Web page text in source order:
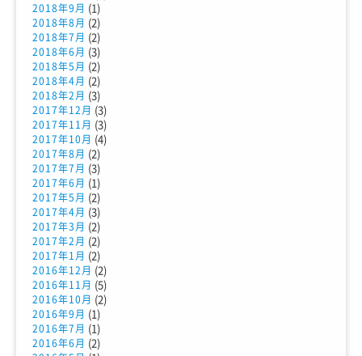
2018年9月 (1)
2018年8月 (2)
2018年7月 (2)
2018年6月 (3)
2018年5月 (2)
2018年4月 (2)
2018年2月 (3)
2017年12月 (3)
2017年11月 (3)
2017年10月 (4)
2017年8月 (2)
2017年7月 (3)
2017年6月 (1)
2017年5月 (2)
2017年4月 (3)
2017年3月 (2)
2017年2月 (2)
2017年1月 (2)
2016年12月 (2)
2016年11月 (5)
2016年10月 (2)
2016年9月 (1)
2016年7月 (1)
2016年6月 (2)